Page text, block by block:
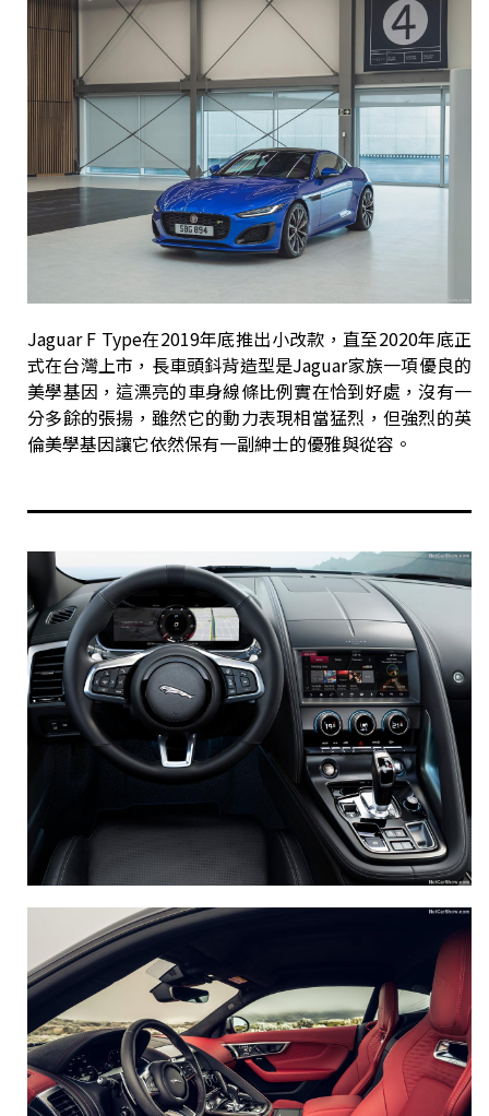
Jaguar F Type在2019年底推出小改款，直至2020年底正
式在台灣上市，長車頭鈄背造型是Jaguar家族一項優良的
美學基因，這漂亮的車身線條比例實在恰到好處，沒有一
分多餘的張揚，雖然它的動力表現相當猛烈，但強烈的英
倫美學基因讓它依然保有一副紳士的優雅與從容。